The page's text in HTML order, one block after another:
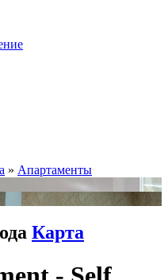
» Апартаменты
Карта